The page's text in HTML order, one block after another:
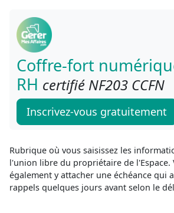
Coffre-fort
RH certifié NF203 CCFN
Inscrivez-vous gratuitement
Rubrique où vous saisissez les
l'union libre du propriétaire de l'Espace.
également y attacher une échéance qui
rappels quelques jours avant selon le